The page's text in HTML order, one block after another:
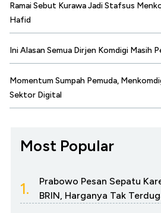
Ramai Sebut Kurawa Jadi Stafsus
Hafid
Ini Alasan Semua Dirjen Komdigi Masih
Momentum Sumpah Pemuda,
Sektor Digital
Most Popular
1.
Prabowo Pesan Sepatu
BRIN, Harganya Tak